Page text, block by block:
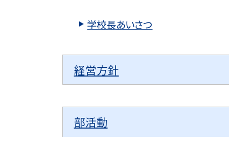
学校長あいさつ
経営方針
部活動